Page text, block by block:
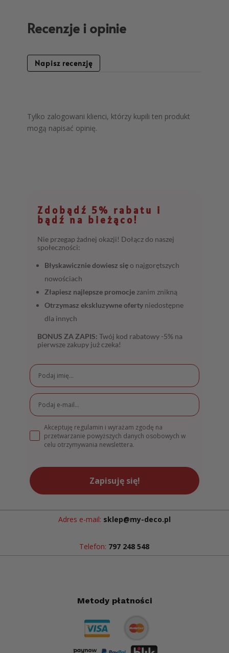
Recenzje i opinie
Napisz recenzję
Tylko zalogowani klienci, którzy kupili ten produkt
mogą napisać opinię.
Zdobądź 5% rabatu i
bądź na bieżąco!
Nie przegap żadnej okazji! Dołącz do naszej
społeczności:
Błyskawicznie dowiesz sięo najgorętszych
nowościach
Złapiesz najlepsze promocje zanim znikną
Otrzymasz ekskluzywne oferty niedostępne
dla innych
BONUS ZA ZAPIS: Twój kod rabatowy -5% na
pierwsze zakupy już czeka!
Akceptuję regulamin i wyrażam zgodę na
przetwarzanie powyższych danych osobowych w
celu otrzymywania newslettera.
Zapisuję się!
Adres e-mail: sklep@my-deco.pl
Telefon: 797 248 548
Metody płatności